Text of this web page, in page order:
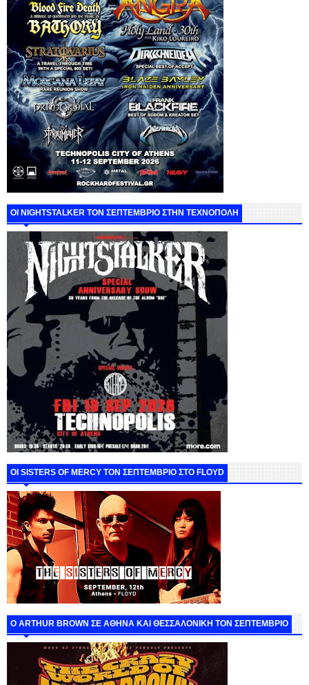
ΟΙ NIGHTSTALKER ΤΟΝ ΣΕΠΤΕΜΒΡΙΟ ΣΤΗΝ ΤΕΧΝΟΠΟΛΗ
ΟΙ SISTERS OF MERCY ΤΟΝ ΣΕΠΤΕΜΒΡΙΟ ΣΤΟ FLOYD
O ARTHUR BROWN ΣΕ ΑΘΗΝΑ ΚΑΙ ΘΕΣΣΑΛΟΝΙΚΗ ΤΟΝ ΣΕΠΤΕΜΒΡΙΟ